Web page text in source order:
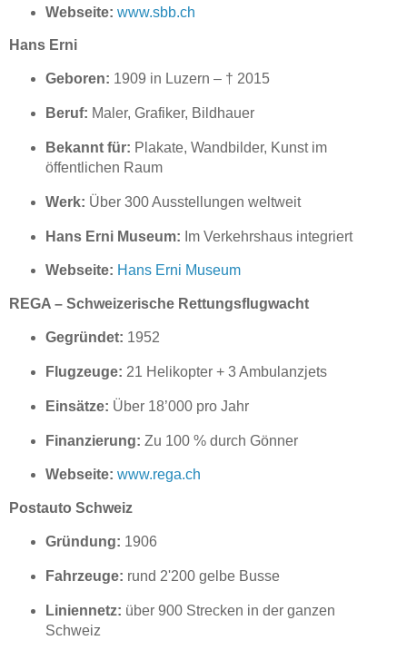
Webseite: www.sbb.ch
Hans Erni
Geboren: 1909 in Luzern – † 2015
Beruf: Maler, Grafiker, Bildhauer
Bekannt für: Plakate, Wandbilder, Kunst im
öffentlichen Raum
Werk: Über 300 Ausstellungen weltweit
Hans Erni Museum: Im Verkehrshaus integriert
Webseite: Hans Erni Museum
REGA – Schweizerische Rettungsflugwacht
Gegründet: 1952
Flugzeuge: 21 Helikopter + 3 Ambulanzjets
Einsätze: Über 18’000 pro Jahr
Finanzierung: Zu 100 % durch Gönner
Webseite: www.rega.ch
Postauto Schweiz
Gründung: 1906
Fahrzeuge: rund 2'200 gelbe Busse
Liniennetz: über 900 Strecken in der ganzen
Schweiz